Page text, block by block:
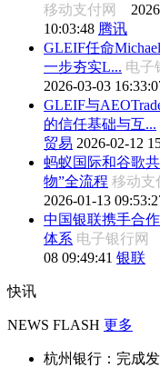
移动支付网
10:03:48 腾讯
GLEIF任命
一步夯实L... 电
2026-03-03
GLEIF与
的信任基础与互...
贸易 2026-02-12
蚂蚁国际和谷歌
物”全流程 移动
2026-01-13
中国银联携手合
体系 电子银行网
08 09:49:41 银联
快讯
NEWS FLASH 更多
杭州银行：完成